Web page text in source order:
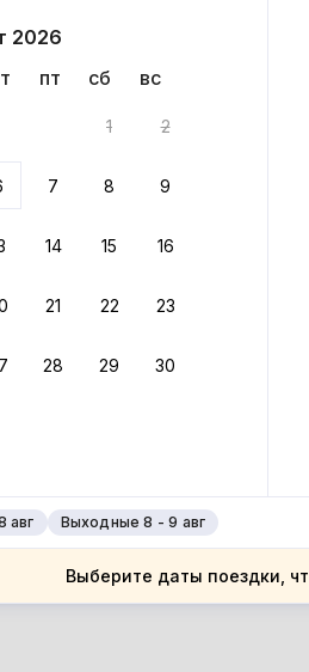
2026
пт сб вс
1 2
7 8 9
14 15 16
21 22 23
28 29 30
авг Выходные 8 - 9 авг
Выберите даты поездки,
вариант из результатов поиска
край